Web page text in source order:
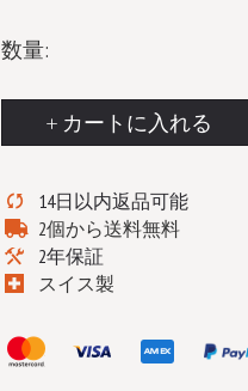
数量:
カートに入れる
14日以内返品可能
2個から送料無料
2年保証
スイス製